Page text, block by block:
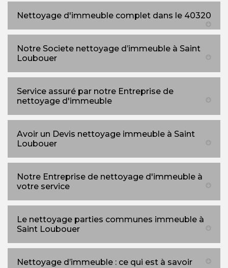
Nettoyage d'immeuble complet dans le 40320
Notre Societe nettoyage d’immeuble à Saint
Loubouer
Service assuré par notre Entreprise de
nettoyage d'immeuble
Avoir un Devis nettoyage immeuble à Saint
Loubouer
Notre Entreprise de nettoyage d'immeuble à
votre service
Le nettoyage parties communes immeuble à
Saint Loubouer
Nettoyage d’immeuble : ce qui est à savoir